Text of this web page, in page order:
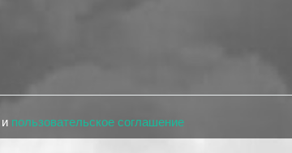
и пользовательское соглашение